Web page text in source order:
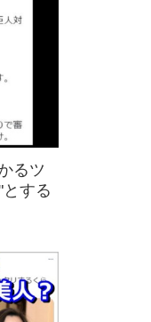
るツ
する